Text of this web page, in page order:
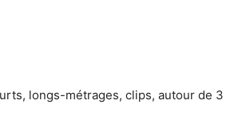
longs-métrages, clips, autour de 3